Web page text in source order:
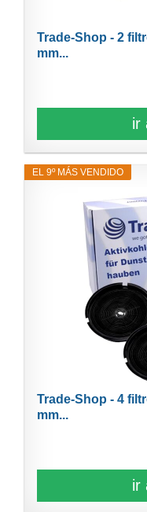
Trade-Shop - 2
mm...
ir
EL 9º MÁS VENDIDO
Trade-Shop - 4
mm...
ir